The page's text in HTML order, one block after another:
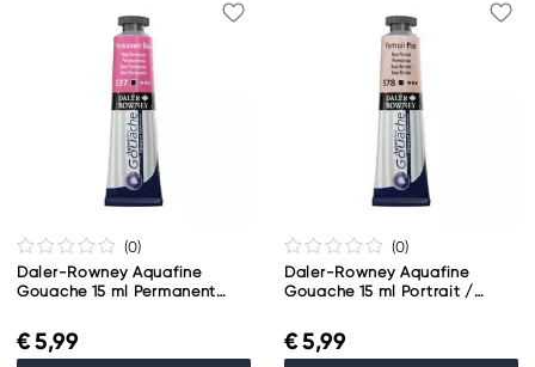
(0)
Daler-Rowney Aquafine
Gouache 15 ml Permanent
€ 5,99
(0)
Daler-Rowney Aquafine
Gouache 15 ml Portrait /
€ 5,99